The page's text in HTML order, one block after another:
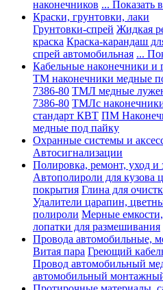
наконечников ... Показать
Краски, грунтовки, лаки
Грунтовки-спрей Жидкая
краска Краска-карандаш
спрей автомобильная ...
Кабельные наконечники и
ТМ наконечники медные
7386-80 ТМЛ медные
7386-80 ТМЛс
стандарт КВТ ПМ
медные под пайку
Охранные системы и
Автосигнализации
Полировка, ремонт, уход и
Автополироли для кузова
покрытия Глина для
Удалители царапин,
полироли Мерные
лопатки для размешивания
Провода автомобильные,
Витая пара Греющий
Провод автомобильный
автомобильный